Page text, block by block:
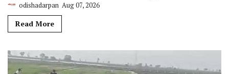
odishadarpan Aug 07, 2026
Read More